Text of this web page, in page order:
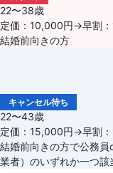
22〜38歳
定価：10,000円→早割
結婚前向きの方
キャンセル待ち
22〜43歳
定価：15,000円→早割
結婚前向きの方で公務
業者）のいずれか一つ該